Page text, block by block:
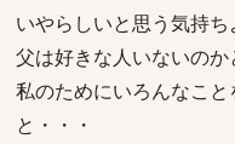
いやらしいと思う気持ち
父は好きな人いないのか
私のためにいろんなこ
と・・・